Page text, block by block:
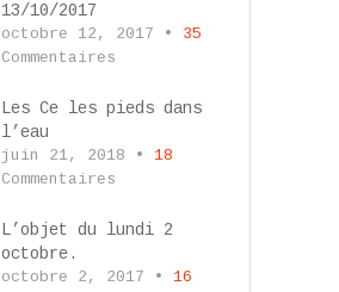
13/10/2017
octobre 12, 2017 • 35
Commentaires
Les Ce les pieds dans
l’eau
juin 21, 2018 • 18
Commentaires
L’objet du lundi 2
octobre.
octobre 2, 2017 • 16